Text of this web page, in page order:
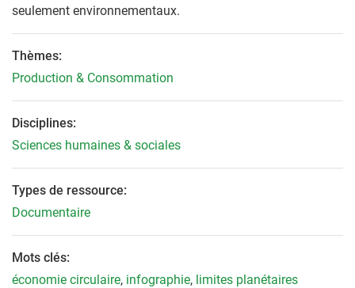
seulement environnementaux.
Thèmes:
Production & Consommation
Disciplines:
Sciences humaines & sociales
Types de ressource:
Documentaire
Mots clés:
économie circulaire, infographie, limites planétaires